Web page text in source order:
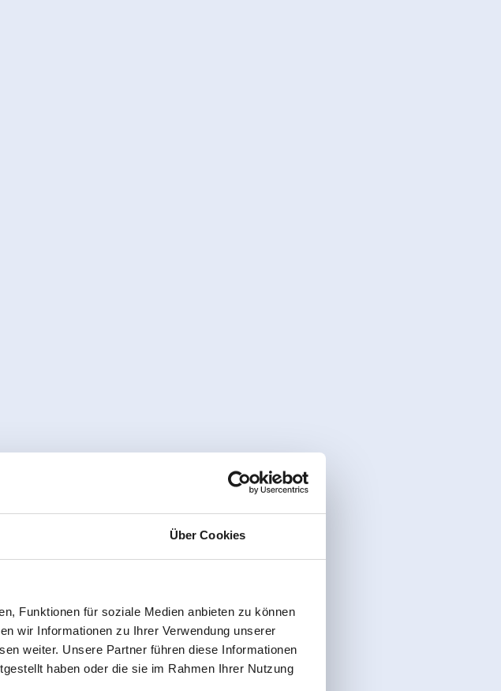
Über Cookies
Funktionen für soziale Medien anbieten zu können
wir Informationen zu Ihrer Verwendung unserer
weiter. Unsere Partner führen diese Informationen
haben oder die sie im Rahmen Ihrer Nutzung